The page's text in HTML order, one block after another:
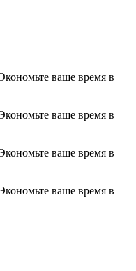
ваше время в
ваше время в
ваше время в
ваше время в